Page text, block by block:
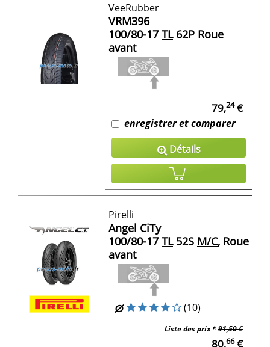
VeeRubber
VRM396
100/80-17 TL62P Roue
avant
79,24€
enregistrer et comparer
Détails
Pirelli
Angel CiTy
100/80-17 TL52S M/C, Roue
avant
(10)
Liste des prix *91,50 €
80,66€